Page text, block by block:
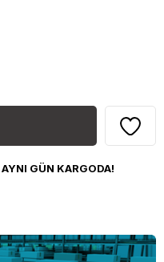
AYNI GÜN KARGODA!